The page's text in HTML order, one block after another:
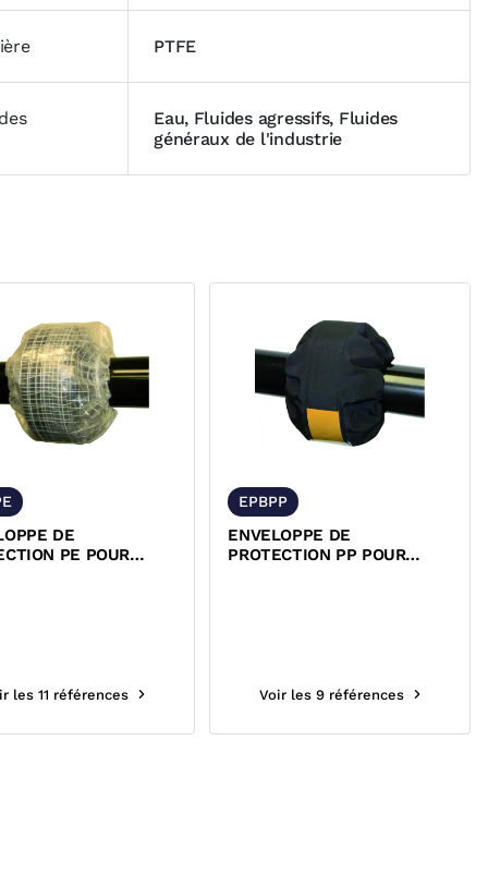
PTFE
Eau, Fluides agressifs, Fluides
généraux de l'industrie
DE
PE POUR
les 11 références
EPBPP
ENVELOPPE DE
PROTECTION PP POUR
Voir les 9 références